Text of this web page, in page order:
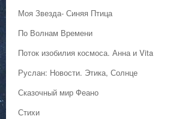
Моя Звезда- Синяя Птица
По Волнам Времени
Поток изобилия космоса. Анна и Vita
Руслан: Новости. Этика, Солнце
Сказочный мир Феано
Стихи